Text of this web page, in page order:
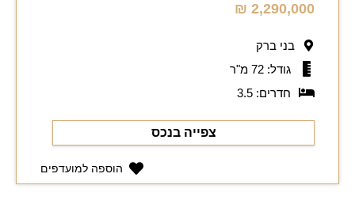
2,290,000 ₪
בני ברק
גודל: 72 מ"ר
חדרים: 3.5
צפייה בנכס
הוספה למועדפים